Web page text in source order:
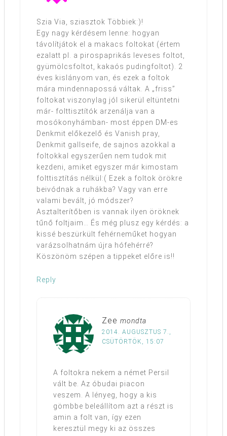
Szia Via, sziasztok Többiek:)!
Egy nagy kérdésem lenne: hogyan
távolítjátok el a makacs foltokat (értem
ezalatt pl. a pirospaprikás leveses foltot,
gyümölcsfoltot, kakaós pudingfoltot). 2
éves kislányom van, és ezek a foltok
mára mindennapossá váltak. A „friss”
foltokat viszonylag jól sikerül eltüntetni
már- folttisztítók arzenálja van a
mosókonyhámban- most éppen DM-es
Denkmit előkezelő és Vanish pray,
Denkmit gallseife, de sajnos azokkal a
foltokkal egyszerűen nem tudok mit
kezdeni, amiket egyszer már kimostam
folttisztítás nélkül:( Ezek a foltok örökre
beivódnak a ruhákba? Vagy van erre
valami bevált, jó módszer?
Asztalterítőben is vannak ilyen öröknek
tűnő foltjaim… És még plusz egy kérdés: a
kissé beszürkült fehérneműket hogyan
varázsolhatnám újra hófehérré?
Köszönöm szépen a tippeket előre is!!
Reply
Zee mondta
2014. AUGUSZTUS 7.,
CSÜTÖRTÖK, 15:07
A foltokra nekem a német Persil
vált be. Az óbudai piacon
veszem. A lényeg, hogy a kis
gömbbe beleállítom azt a részt is
amin a folt van, így ezen
keresztül megy ki az összes